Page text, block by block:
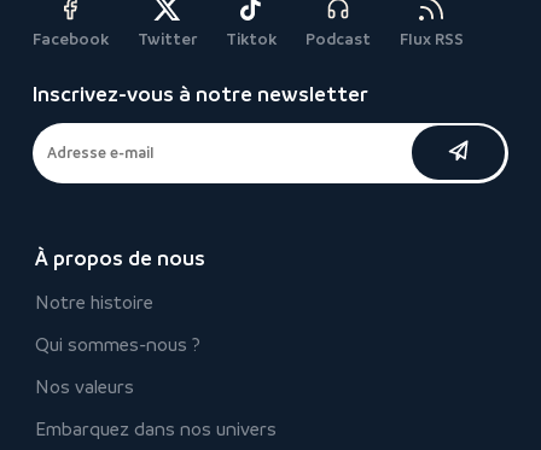
Facebook Twitter Tiktok Podcast Flux RSS
Inscrivez-vous à notre newsletter
À propos de nous
Notre histoire
Qui sommes-nous ?
Nos valeurs
Embarquez dans nos univers